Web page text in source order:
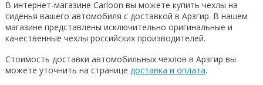
В интернет-магазине Carloon вы можете купить чехлы на
сиденья вашего автомобиля с доставкой в Арзгир. В нашем
магазине представлены исключительно оригинальные и
качественные чехлы российских производителей.
Стоимость доставки автомобильных чехлов в Арзгир вы
можете уточнить на странице доставка и оплата.